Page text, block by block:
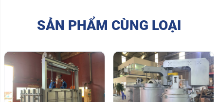
SẢN PHẨM CÙNG LOẠI